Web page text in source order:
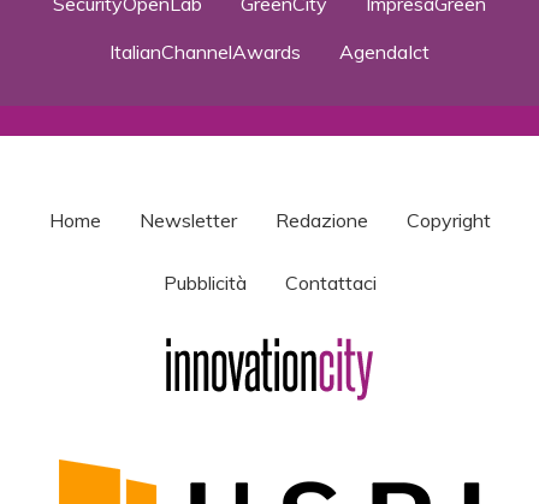
ItalianChannelAwards
AgendaIct
Home Newsletter Redazione Copyright
Pubblicità Contattaci